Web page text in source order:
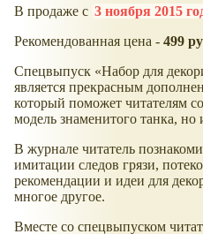
В продаже с 3 ноября 2015
Рекомендованная цена - 499
Спецвыпуск «Набор для
является прекрасным
который поможет читателям
модель знаменитого танка,
В журнале читатель
имитации следов грязи,
рекомендации и идеи для
многое другое.
Вместе со спецвыпуском